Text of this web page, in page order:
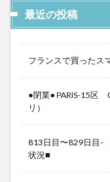
最近の投稿
フランスで買ったス
●閉業● PARIS-15区
リ）
813日目〜829日目-
状況■